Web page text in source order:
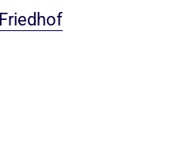
Friedhof